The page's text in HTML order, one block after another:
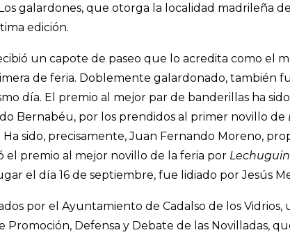
galardones, que otorga la localidad madrileña
edición.
un capote de paseo que lo acredita como el
de feria. Doblemente galardonado, también
día. El premio al mejor par de banderillas ha
Bernabéu, por los prendidos al primer novillo de
Ha sido, precisamente, Juan Fernando Moreno,
el premio al mejor novillo de la feria por
el día 16 de septiembre, fue lidiado por Jesús
por el Ayuntamiento de Cadalso de los
Defensa y Debate de las Novilladas,